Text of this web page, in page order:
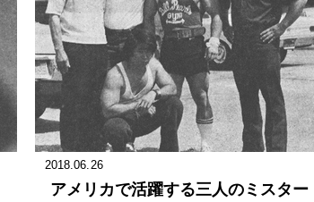
2018.06.26
アメリカで活躍する三人のミスター